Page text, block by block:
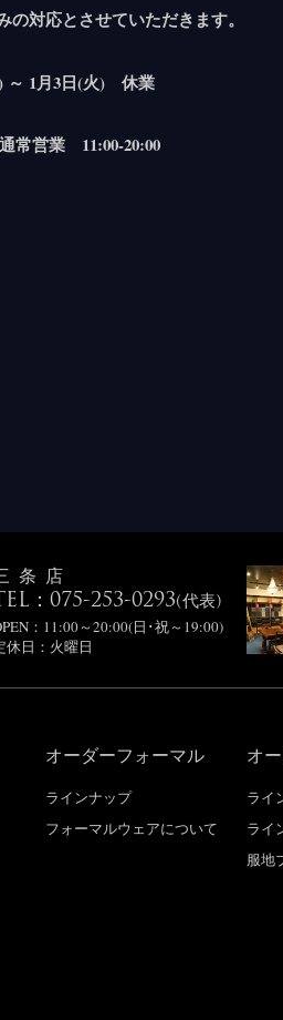
の対応とさせていただきます。
～ 1月3日(火) 休業
常営業 11:00-20:00
条店
：075-253-0293(代表)
：11:00～20:00(日･祝～19:00)
休日：火曜日
オーダーフォーマル
ラインナップ
フォーマルウェアについて
オ
ライ
ライ
服地